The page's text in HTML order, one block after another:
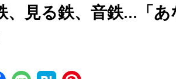
、見る鉄、音鉄…「